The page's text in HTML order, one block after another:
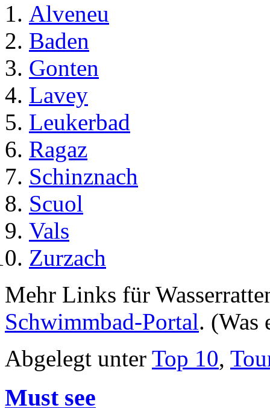
Alveneu
Baden
Gonten
Lavey
Leukerbad
Ragaz
Schinznach
Scuol
Vals
Zurzach
Mehr Links für
Schwimmbad-Portal.
Abgelegt unter Top 10,
Must see